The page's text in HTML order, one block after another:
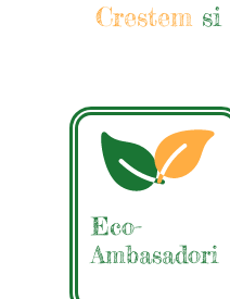
Eco-
Ambasadori
Crestem si